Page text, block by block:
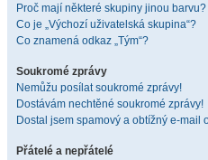
Proč mají některé skupiny jinou barvu?
Co je „Výchozí uživatelská skupina“?
Co znamená odkaz „Tým“?
Soukromé zprávy
Nemůžu posílat soukromé zprávy!
Dostávám nechtěné soukromé zprávy!
Dostal jsem spamový a obtížný e-mail
Přátelé a nepřátelé